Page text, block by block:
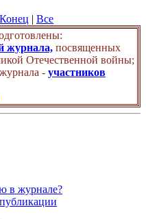
Конец | Все
журнала, посвященных
Отечественной войны;
- участников
в журнале?